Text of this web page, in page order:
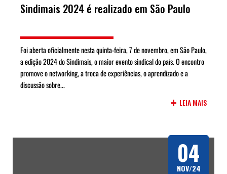
Sindimais 2024 é realizado em São Paulo
Foi aberta oficialmente nesta quinta-feira, 7 de novembro, em São Paulo,
a edição 2024 do Sindimais, o maior evento sindical do país. O encontro
promove o networking, a troca de experiências, o aprendizado e a
discussão sobre...
+ LEIA MAIS
04
NOV/24